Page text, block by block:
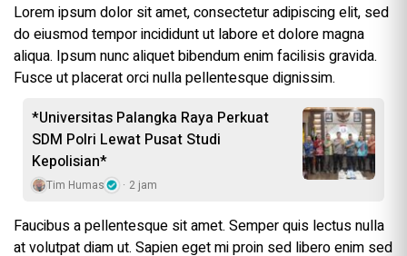
Lorem ipsum dolor sit amet, consectetur adipiscing elit, sed
do eiusmod tempor incididunt ut labore et dolore magna
aliqua. Ipsum nunc aliquet bibendum enim facilisis gravida.
Fusce ut placerat orci nulla pellentesque dignissim.
*Universitas Palangka Raya Perkuat
SDM Polri Lewat Pusat Studi
Kepolisian*
Tim Humas 2 jam
Faucibus a pellentesque sit amet. Semper quis lectus nulla
at volutpat diam ut. Sapien eget mi proin sed libero enim sed